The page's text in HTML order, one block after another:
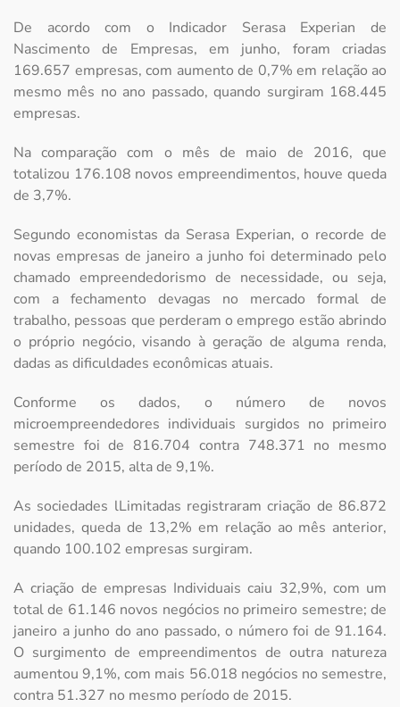
De acordo com o Indicador Serasa Experian de
Nascimento de Empresas, em junho, foram criadas
169.657 empresas, com aumento de 0,7% em relação ao
mesmo mês no ano passado, quando surgiram 168.445
empresas.
Na comparação com o mês de maio de 2016, que
totalizou 176.108 novos empreendimentos, houve queda
de 3,7%.
Segundo economistas da Serasa Experian, o recorde de
novas empresas de janeiro a junho foi determinado pelo
chamado empreendedorismo de necessidade, ou seja,
com a fechamento devagas no mercado formal de
trabalho, pessoas que perderam o emprego estão abrindo
o próprio negócio, visando à geração de alguma renda,
dadas as dificuldades econômicas atuais.
Conforme os dados, o número de novos
microempreendedores individuais surgidos no primeiro
semestre foi de 816.704 contra 748.371 no mesmo
período de 2015, alta de 9,1%.
As sociedades lLimitadas registraram criação de 86.872
unidades, queda de 13,2% em relação ao mês anterior,
quando 100.102 empresas surgiram.
A criação de empresas Individuais caiu 32,9%, com um
total de 61.146 novos negócios no primeiro semestre; de
janeiro a junho do ano passado, o número foi de 91.164.
O surgimento de empreendimentos de outra natureza
aumentou 9,1%, com mais 56.018 negócios no semestre,
contra 51.327 no mesmo período de 2015.